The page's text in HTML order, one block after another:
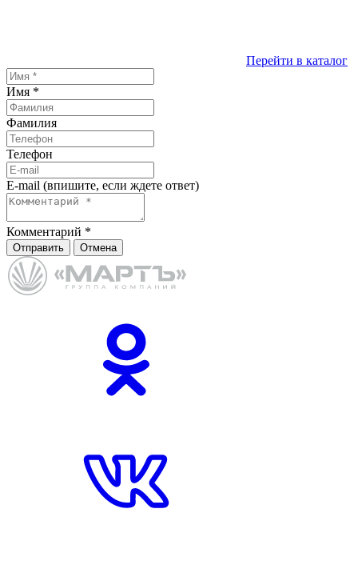
Перейти в каталог
Имя *
Фамилия
Телефон
E-mail (впишите, если ждете ответ)
Комментарий *
Отправить Отмена